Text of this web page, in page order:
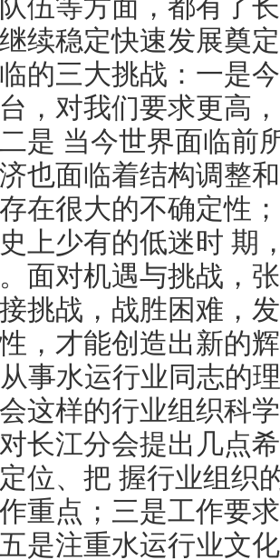
伍等方面，都有了
续稳定快速发展奠
的三大挑战：一是
，对我们要求更高
是 当今世界面临前
也面临着结构调整
在很大的不确定性
上少有的低迷时 期
面对机遇与挑战，
挑战，战胜困难，
，才能创造出新的
事水运行业同志的
这样的行业组织科
长江分会提出几点
位、把 握行业组织
重点；三是工作要
是注重水运行业文